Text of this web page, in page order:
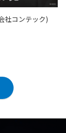
社コンテック)